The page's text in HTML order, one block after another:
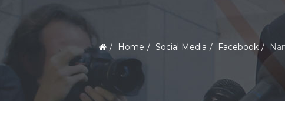
Home Social Media Facebook